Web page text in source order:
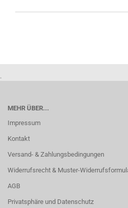
.
MEHR ÜBER...
Impressum
Kontakt
Versand- & Zahlungsbedingungen
Widerrufsrecht & Muster-
AGB
Privatsphäre und Datenschutz